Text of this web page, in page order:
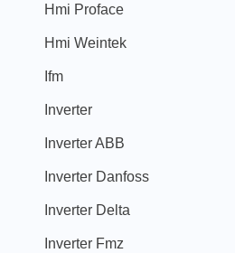
Hmi Proface
Hmi Weintek
Ifm
Inverter
Inverter ABB
Inverter Danfoss
Inverter Delta
Inverter Fmz